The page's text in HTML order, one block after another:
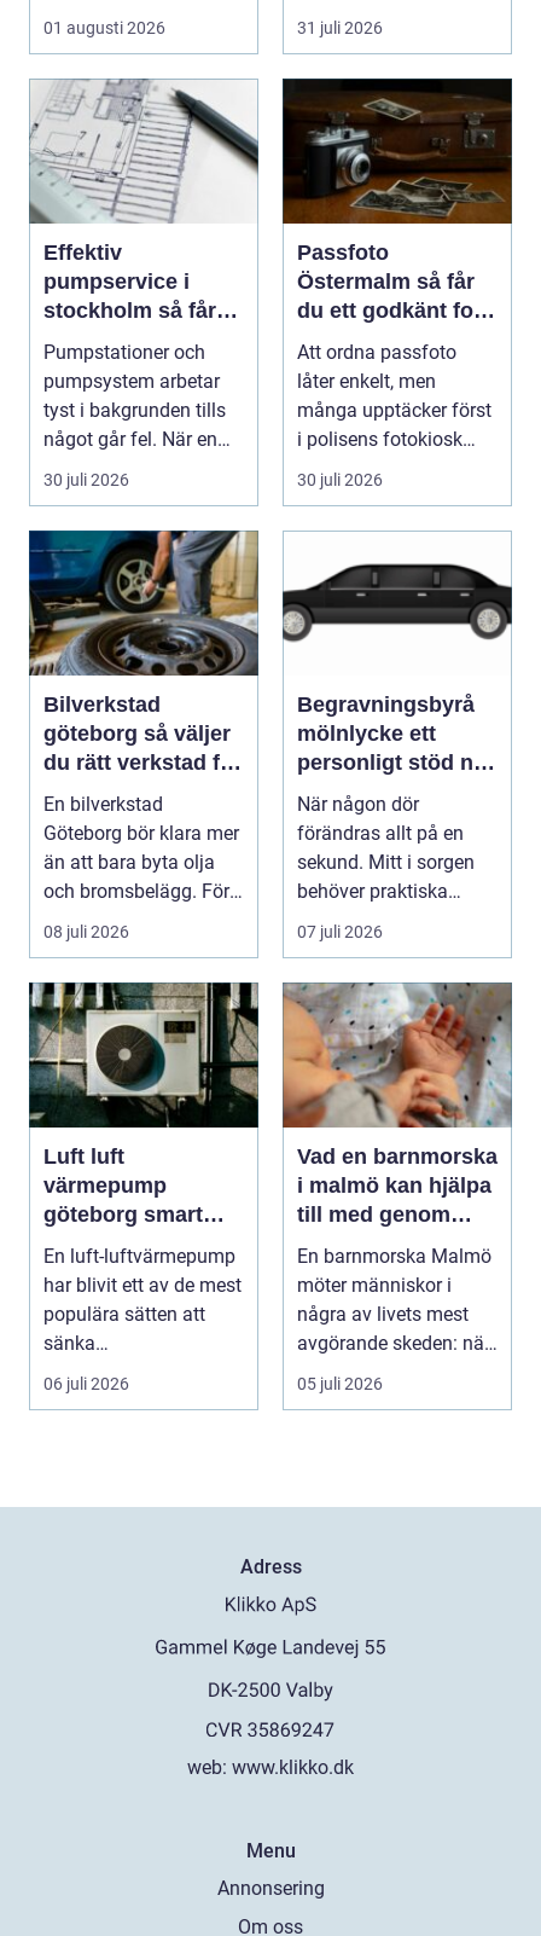
allt hamnar flyttstädn...
01 augusti 2026
livehumor....
31 juli 2026
Effektiv
pumpservice i
stockholm så får
du driftsäkra
anläggningar året
runt
Pumpstationer och
pumpsystem arbetar
tyst i bakgrunden tills
något går fel. När en
pump stannar hand...
30 juli 2026
Passfoto
Östermalm så får
du ett godkänt foto
utan stress
Att ordna passfoto
låter enkelt, men
många upptäcker först
i polisens fotokiosk
eller hos fotografen...
30 juli 2026
Bilverkstad
göteborg så väljer
du rätt verkstad för
din bil
En bilverkstad
Göteborg bör klara mer
än att bara byta olja
och bromsbelägg. För
många bilägare i oc...
08 juli 2026
Begravningsbyrå
mölnlycke ett
personligt stöd när
någon gått bort
När någon dör
förändras allt på en
sekund. Mitt i sorgen
behöver praktiska
frågor få svar: var ska
b...
07 juli 2026
Luft luft
värmepump
göteborg smart
värme för
kustklimat
En luft-luftvärmepump
har blivit ett av de mest
populära sätten att
sänka
uppvärmningskostnad
er och ...
06 juli 2026
Vad en barnmorska
i malmö kan hjälpa
till med genom
livets olika faser
En barnmorska Malmö
möter människor i
några av livets mest
avgörande skeden: när
en graviditet plane...
05 juli 2026
Adress
web: www.klikko.dk
Menu
Annonsering
Om oss